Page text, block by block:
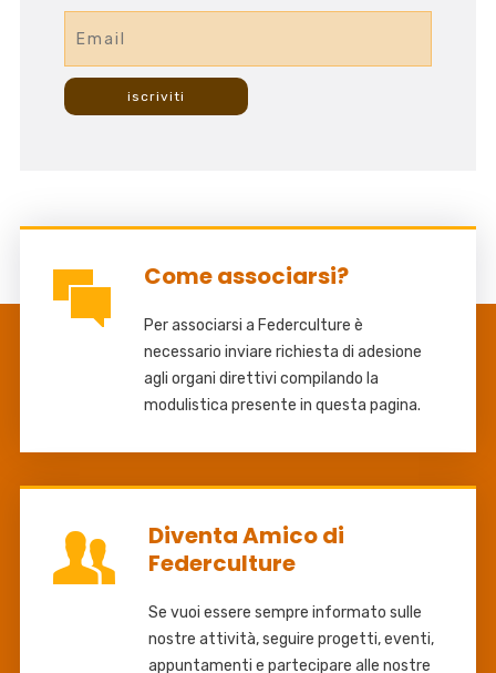
Come associarsi?
Per associarsi a Federculture è
necessario inviare richiesta di adesione
agli organi direttivi compilando la
modulistica presente in questa pagina.
Diventa Amico di
Federculture
Se vuoi essere sempre informato sulle
nostre attività, seguire progetti, eventi,
appuntamenti e partecipare alle nostre